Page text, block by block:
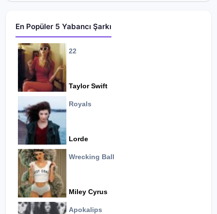
En Popüler 5 Yabancı Şarkı
22
Taylor Swift
Royals
Lorde
Wrecking Ball
Miley Cyrus
Apokalips